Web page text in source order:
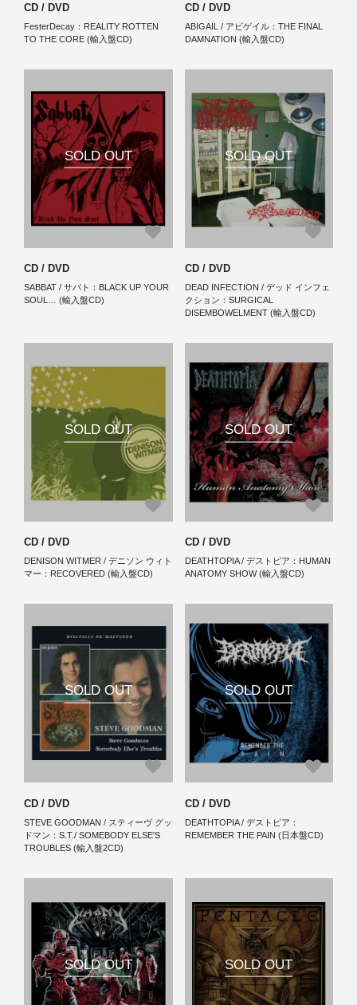
CD / DVD
FesterDecay：REALITY ROTTEN
TO THE CORE (輸入盤CD)
CD / DVD
ABIGAIL / アビゲイル：THE FINAL
DAMNATION (輸入盤CD)
SOLD OUT
CD / DVD
SABBAT / サバト：BLACK UP YOUR
SOUL… (輸入盤CD)
SOLD OUT
CD / DVD
DEAD INFECTION / デッド インフェ
クション：SURGICAL
DISEMBOWELMENT (輸入盤CD)
SOLD OUT
CD / DVD
DENISON WITMER / デニソン ウィト
マー：RECOVERED (輸入盤CD)
SOLD OUT
CD / DVD
DEATHTOPIA / デストピア：HUMAN
ANATOMY SHOW (輸入盤CD)
SOLD OUT
CD / DVD
STEVE GOODMAN / スティーヴ グッ
ドマン：S.T./ SOMEBODY ELSE'S
TROUBLES (輸入盤2CD)
SOLD OUT
CD / DVD
DEATHTOPIA / デストピア：
REMEMBER THE PAIN (日本盤CD)
SOLD OUT SOLD OUT